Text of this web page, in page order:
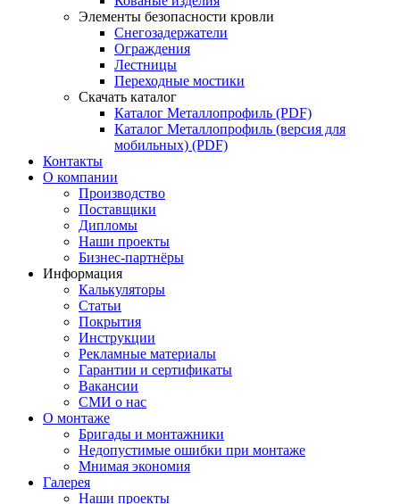
Элементы безопасности кровли
Снегозадержатели
Ограждения
Лестницы
Переходные мостики
Скачать каталог
Каталог Металлопрофиль (PDF)
Каталог Металлопрофиль (версия для
мобильных) (PDF)
Контакты
О компании
Производство
Поставщики
Дипломы
Наши проекты
Бизнес-партнёры
Информация
Калькуляторы
Статьи
Покрытия
Инструкции
Рекламные материалы
Гарантии и сертификаты
Вакансии
СМИ о нас
О монтаже
Бригады и монтажники
Недопустимые ошибки при монтаже
Мнимая экономия
Галерея
Наши проекты